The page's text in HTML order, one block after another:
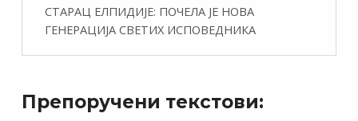
СТАРАЦ ЕЛПИДИЈЕ: ПОЧЕЛА ЈЕ НОВА
ГЕНЕРАЦИЈА СВЕТИХ ИСПОВЕДНИКА
Препоручени текстови: